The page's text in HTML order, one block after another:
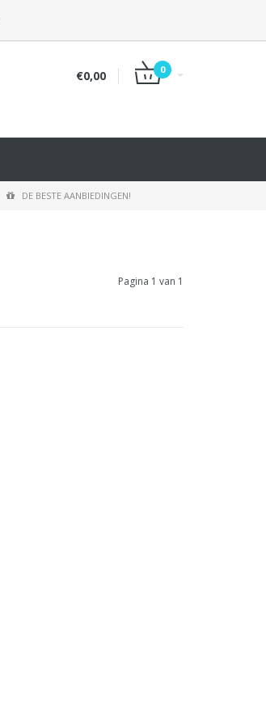
€0,00 0
DE BESTE AANBIEDINGEN!
Pagina 1 van 1